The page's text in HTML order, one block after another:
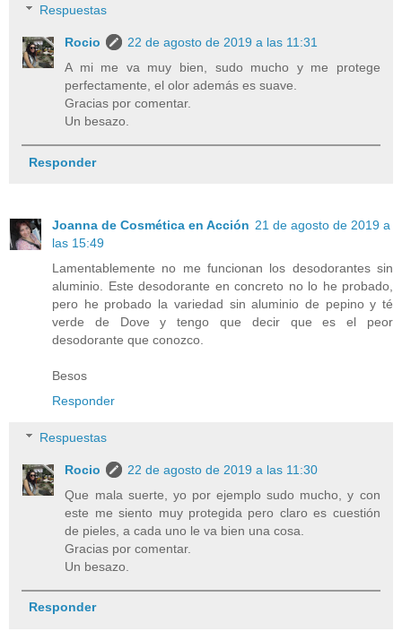
Respuestas
Rocio
22 de agosto de 2019 a las 11:31
A mi me va muy bien, sudo mucho y me protege
perfectamente, el olor además es suave.
Gracias por comentar.
Un besazo.
Responder
Joanna de Cosmética en Acción 21 de agosto de 2019 a
las 15:49
Lamentablemente no me funcionan los desodorantes sin
aluminio. Este desodorante en concreto no lo he probado,
pero he probado la variedad sin aluminio de pepino y té
verde de Dove y tengo que decir que es el peor
desodorante que conozco.
Besos
Responder
Respuestas
Rocio
22 de agosto de 2019 a las 11:30
Que mala suerte, yo por ejemplo sudo mucho, y con
este me siento muy protegida pero claro es cuestión
de pieles, a cada uno le va bien una cosa.
Gracias por comentar.
Un besazo.
Responder